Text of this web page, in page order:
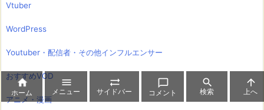
Vtuber
WordPress
Youtuber・配信者・その他インフルエンサー
おすすめVOD
アニメ・漫画

ホーム

メニュー

サイドバー

コメント

検索

上へ